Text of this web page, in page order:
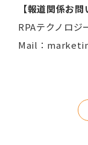
【報道関係お問
RPAテクノロ
Mail：